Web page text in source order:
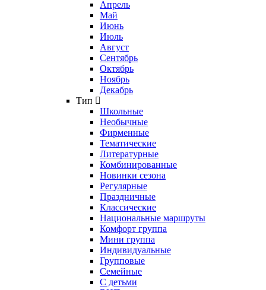
Апрель
Май
Июнь
Июль
Август
Сентябрь
Октябрь
Ноябрь
Декабрь
Тип
Школьные
Необычные
Фирменные
Тематические
Литературные
Комбинированные
Новинки сезона
Регулярные
Праздничные
Классические
Национальные маршруты
Комфорт группа
Мини группа
Индивидуальные
Групповые
Семейные
С детьми